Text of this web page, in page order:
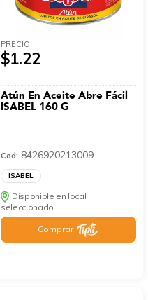
PRECIO
$1.22
Atún En Aceite Abre Fácil
ISABEL 160 G
Cod: 8426920213009
ISABEL
Disponible en local
seleccionado
Comprar